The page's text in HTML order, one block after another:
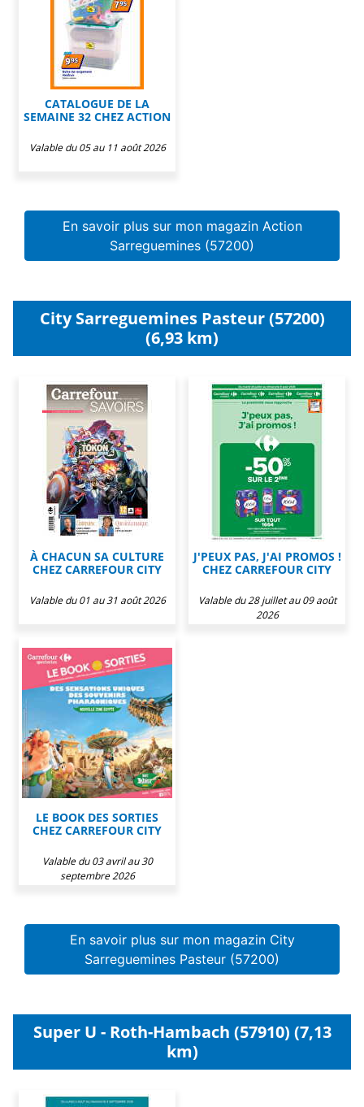
CATALOGUE DE LA
SEMAINE 32 CHEZ ACTION
Valable du 05 au 11 août 2026
En savoir plus sur mon magazin Action
Sarreguemines (57200)
City Sarreguemines Pasteur (57200)
(6,93 km)
À CHACUN SA CULTURE
CHEZ CARREFOUR CITY
Valable du 01 au 31 août 2026
J'PEUX PAS, J'AI PROMOS !
CHEZ CARREFOUR CITY
Valable du 28 juillet au 09 août
2026
LE BOOK DES SORTIES
CHEZ CARREFOUR CITY
Valable du 03 avril au 30
septembre 2026
En savoir plus sur mon magazin City
Sarreguemines Pasteur (57200)
Super U - Roth-Hambach (57910) (7,13
km)